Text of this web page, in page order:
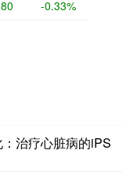
-0.33%
治疗心脏病的iPS